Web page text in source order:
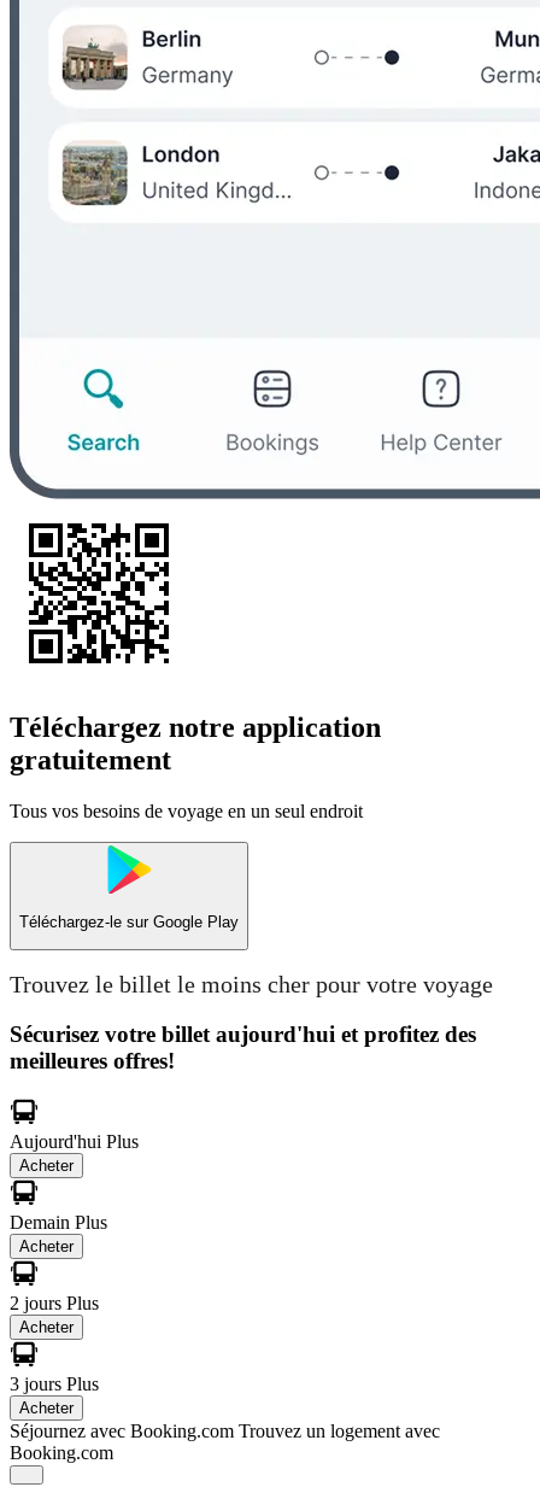
Téléchargez notre application
gratuitement
Tous vos besoins de voyage en un seul endroit
Téléchargez-le sur Google Play
Trouvez le billet le moins cher pour votre voyage
Sécurisez votre billet aujourd'hui et profitez des
meilleures offres!
Aujourd'hui Plus
Acheter
Demain Plus
Acheter
2 jours Plus
Acheter
3 jours Plus
Acheter
Séjournez avec Booking.com Trouvez un logement avec
Booking.com